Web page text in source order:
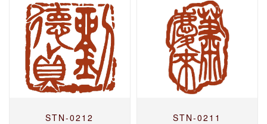
STN-0212 STN-0211